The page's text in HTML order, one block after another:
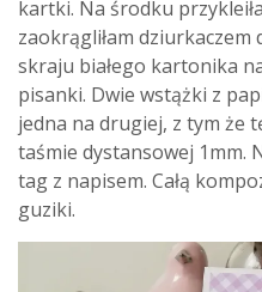
kartki. Na środku
zaokrągliłam
skraju białego kartonika
pisanki. Dwie wstążki z
jedna na drugiej, z tym że
taśmie dystansowej 1mm.
tag z napisem. Całą
guziki.